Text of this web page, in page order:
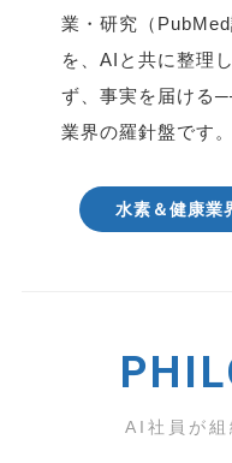
業・研究（
を、AIと共に整理
ず、事実を届ける
業界の羅針盤です。
水素＆健康業
AI社員が組